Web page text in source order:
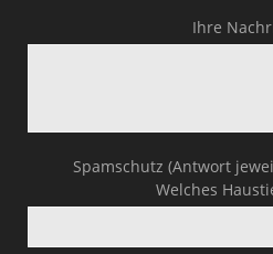
Ihre
Spamschutz (Antwort
Welches